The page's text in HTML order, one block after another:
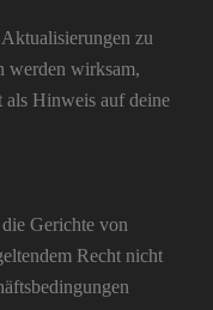
zu
werden wirksam,
als Hinweis auf deine
Gerichte von
Recht nicht